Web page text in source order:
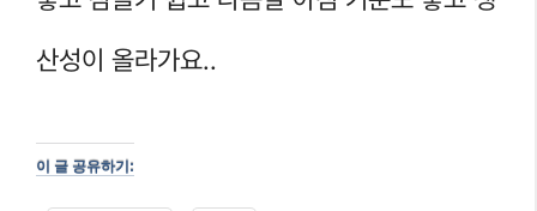
산성이 올라가요..
이 글 공유하기: